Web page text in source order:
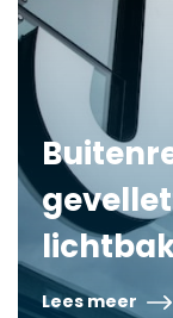
Lees meer